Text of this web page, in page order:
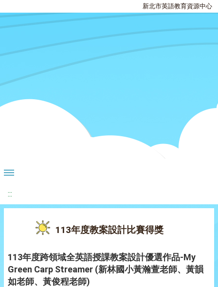
新北市英語教育資源中心
:::
113年度教案設計比賽得獎
113年度跨領域全英語授課教案設計優選作品-My
Green Carp Streamer (新林國小黃瀚萱老師、黃韻
如老師、黃俊程老師)